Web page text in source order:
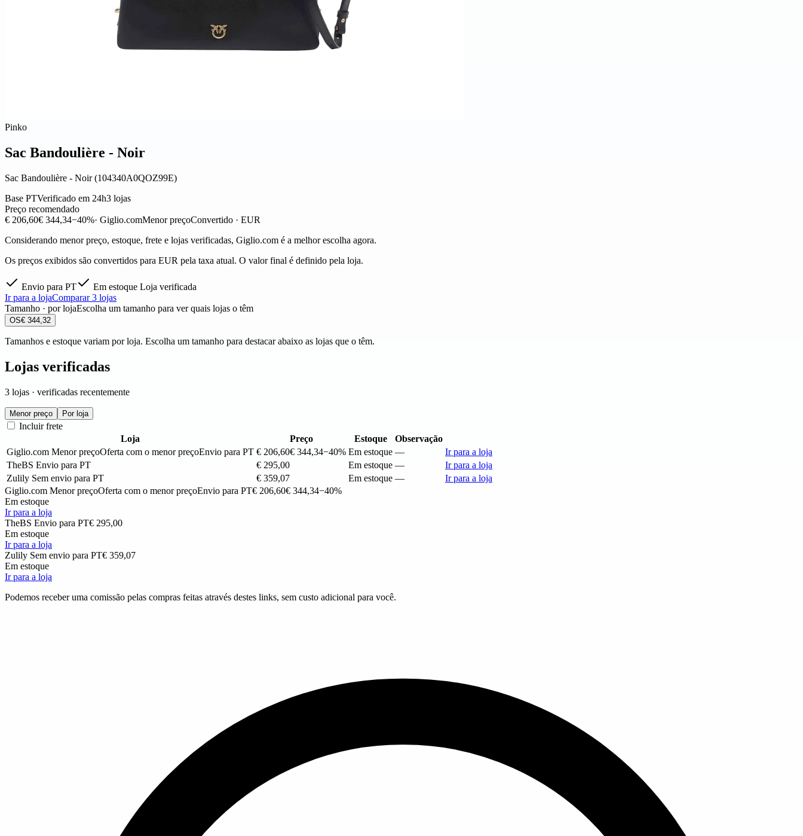
Pinko
Sac Bandoulière - Noir
Sac Bandoulière - Noir (104340A0QOZ99E)
Base PTVerificado em 24h3 lojas
Preço recomendado
€ 206,60€ 344,34−40%· Giglio.comMenor preçoConvertido · EUR
Considerando menor preço, estoque, frete e lojas verificadas, Giglio.com é a melhor escolha agora.
Os preços exibidos são convertidos para EUR pela taxa atual. O valor final é definido pela loja.
Envio para PT Em estoque Loja verificada
Ir para a lojaComparar 3 lojas
Tamanho · por lojaEscolha um tamanho para ver quais lojas o têm
OS€ 344,32
Tamanhos e estoque variam por loja. Escolha um tamanho para destacar abaixo as lojas que o têm.
Lojas verificadas
3 lojas · verificadas recentemente
Menor preço Por loja
Incluir frete
Loja
Preço Estoque
Observação
Giglio.com Menor preçoOferta com o menor preçoEnvio para PT € 206,60€ 344,34−40% Em estoque —
Ir para a loja
TheBS Envio para PT € 295,00 Em estoque —
Ir para a loja
Zulily Sem envio para PT € 359,07 Em estoque —
Ir para a loja
Giglio.com Menor preçoOferta com o menor preçoEnvio para PT€ 206,60€ 344,34−40%
Em estoque
Ir para a loja
TheBS Envio para PT€ 295,00
Em estoque
Ir para a loja
Zulily Sem envio para PT€ 359,07
Em estoque
Ir para a loja
Podemos receber uma comissão pelas compras feitas através destes links, sem custo adicional para você.